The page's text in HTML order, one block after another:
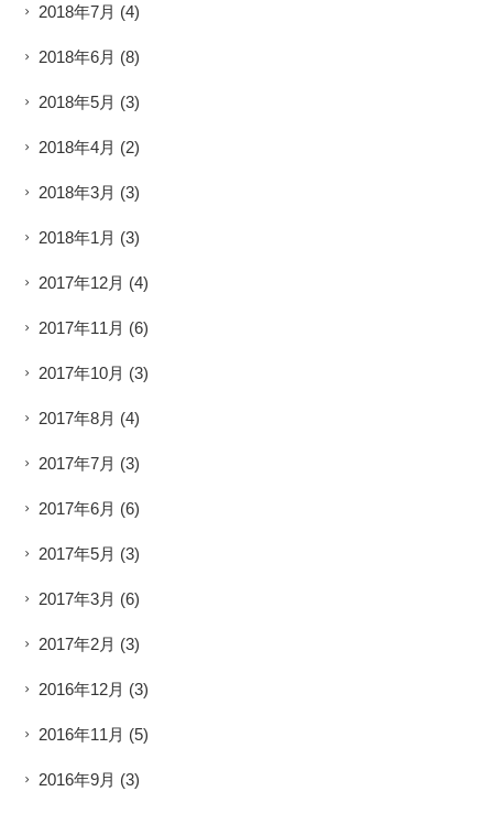
2018年7月 (4)
2018年6月 (8)
2018年5月 (3)
2018年4月 (2)
2018年3月 (3)
2018年1月 (3)
2017年12月 (4)
2017年11月 (6)
2017年10月 (3)
2017年8月 (4)
2017年7月 (3)
2017年6月 (6)
2017年5月 (3)
2017年3月 (6)
2017年2月 (3)
2016年12月 (3)
2016年11月 (5)
2016年9月 (3)